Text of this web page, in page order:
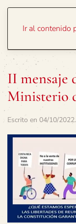
Ir al contenido
II mensaje
Ministerio
Escrito en 04/10/2022